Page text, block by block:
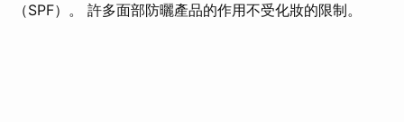
（SPF）。 許多面部防曬產品的作用不受化妝的限制。